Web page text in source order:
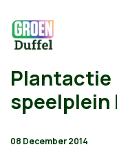
speelplein
08 December 2014